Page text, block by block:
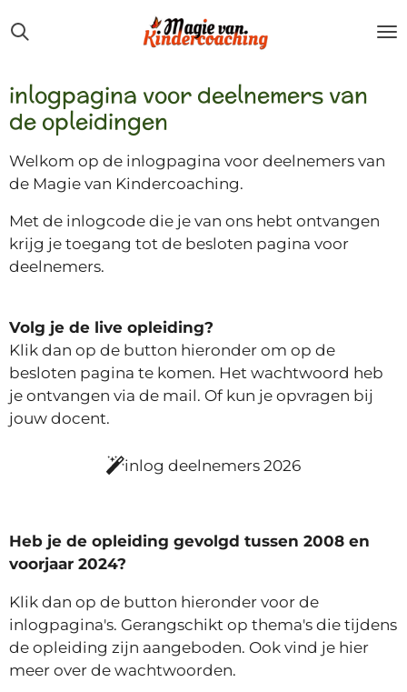
Ga
direct
de
hoofdinhoud
inlogpagina voor deelnemers van
de opleidingen
Welkom op de inlogpagina voor deelnemers van
de Magie van Kindercoaching.
Met de inlogcode die je van ons hebt ontvangen
krijg je toegang tot de besloten pagina voor
deelnemers.
Volg je de live opleiding?
Klik dan op de button hieronder om op de
besloten pagina te komen. Het wachtwoord heb
je ontvangen via de mail. Of kun je opvragen bij
jouw docent.
inlog deelnemers 2026
Heb je de opleiding gevolgd tussen 2008 en
voorjaar 2024?
Klik dan op de button hieronder voor de
inlogpagina's. Gerangschikt op thema's die tijdens
de opleiding zijn aangeboden. Ook vind je hier
meer over de wachtwoorden.